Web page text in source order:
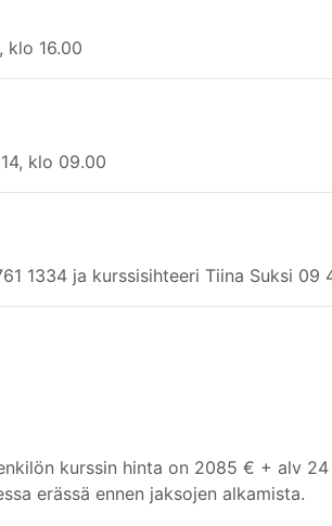
klo 16.00
klo 09.00
1334 ja kurssisihteeri Tiina Suksi 09
kurssin hinta on 2085 € + alv 24
erässä ennen jaksojen alkamista.